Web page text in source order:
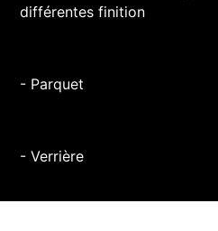
différentes finition
- Parquet
- Verrière